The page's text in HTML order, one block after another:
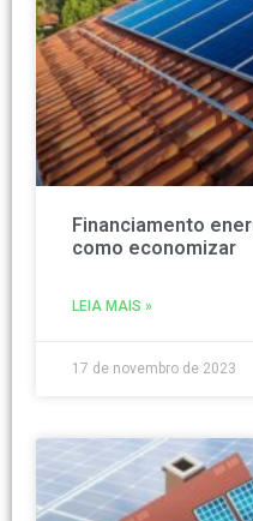
Financiamento
como economizar
LEIA MAIS »
17 de novembro de 2023